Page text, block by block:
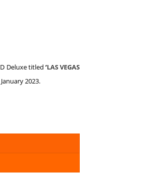
Deluxetitled ‘LAS VEGAS
January 2023.